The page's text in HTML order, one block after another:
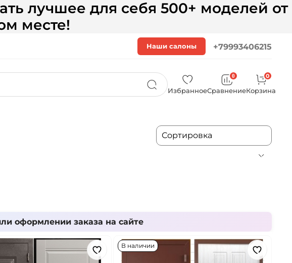
лучшее для себя 500+ моделей от
месте!
Наши салоны +79993406215
Избранное
0
Сравнение
0
Корзина
оформлении заказа на сайте
В наличии